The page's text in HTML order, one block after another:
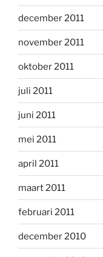
december 2011
november 2011
oktober 2011
juli 2011
juni 2011
mei 2011
april 2011
maart 2011
februari 2011
december 2010